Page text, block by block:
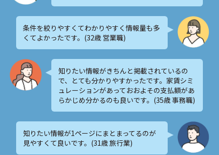
条件を絞りやすくてわかりやすく情報量も多
くてよかったです。(32歳 営業職)
知りたい情報がきちんと掲載されているの
で、とても分かりやすかったです。家賃シミ
ュレーションがあっておおよその支払額があ
らかじめ分かるのも良いです。(35歳 事務職)
知りたい情報が1ページにまとまってるのが
見やすくて良いです。(31歳 旅行業)